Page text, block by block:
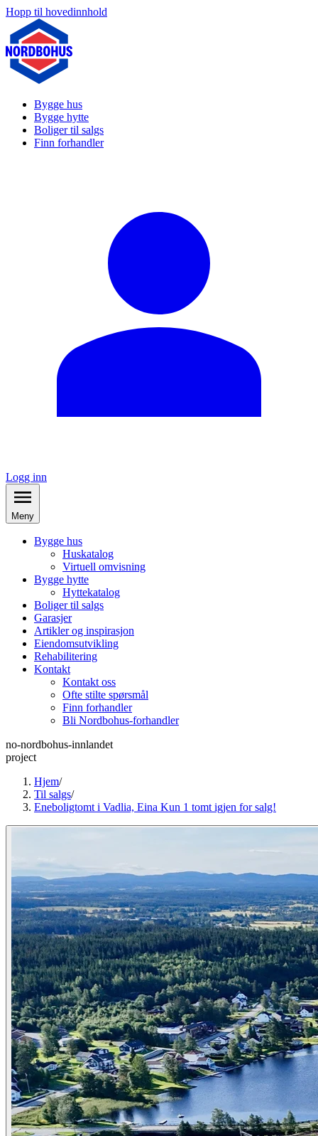
Hopp til hovedinnhold
Bygge hus
Bygge hytte
Boliger til salgs
Finn forhandler
Logg inn
Meny
Bygge hus
Huskatalog
Virtuell omvisning
Bygge hytte
Hyttekatalog
Boliger til salgs
Garasjer
Artikler og inspirasjon
Eiendomsutvikling
Rehabilitering
Kontakt
Kontakt oss
Ofte stilte spørsmål
Finn forhandler
Bli Nordbohus-forhandler
no-nordbohus-innlandet
project
Hjem/
Til salgs/
Eneboligtomt i Vadlia, Eina Kun 1 tomt igjen for salg!